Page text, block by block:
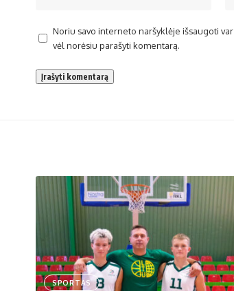
Noriu savo interneto naršyklėje išsaugoti
vėl norėsiu parašyti komentarą.
SPORTAS